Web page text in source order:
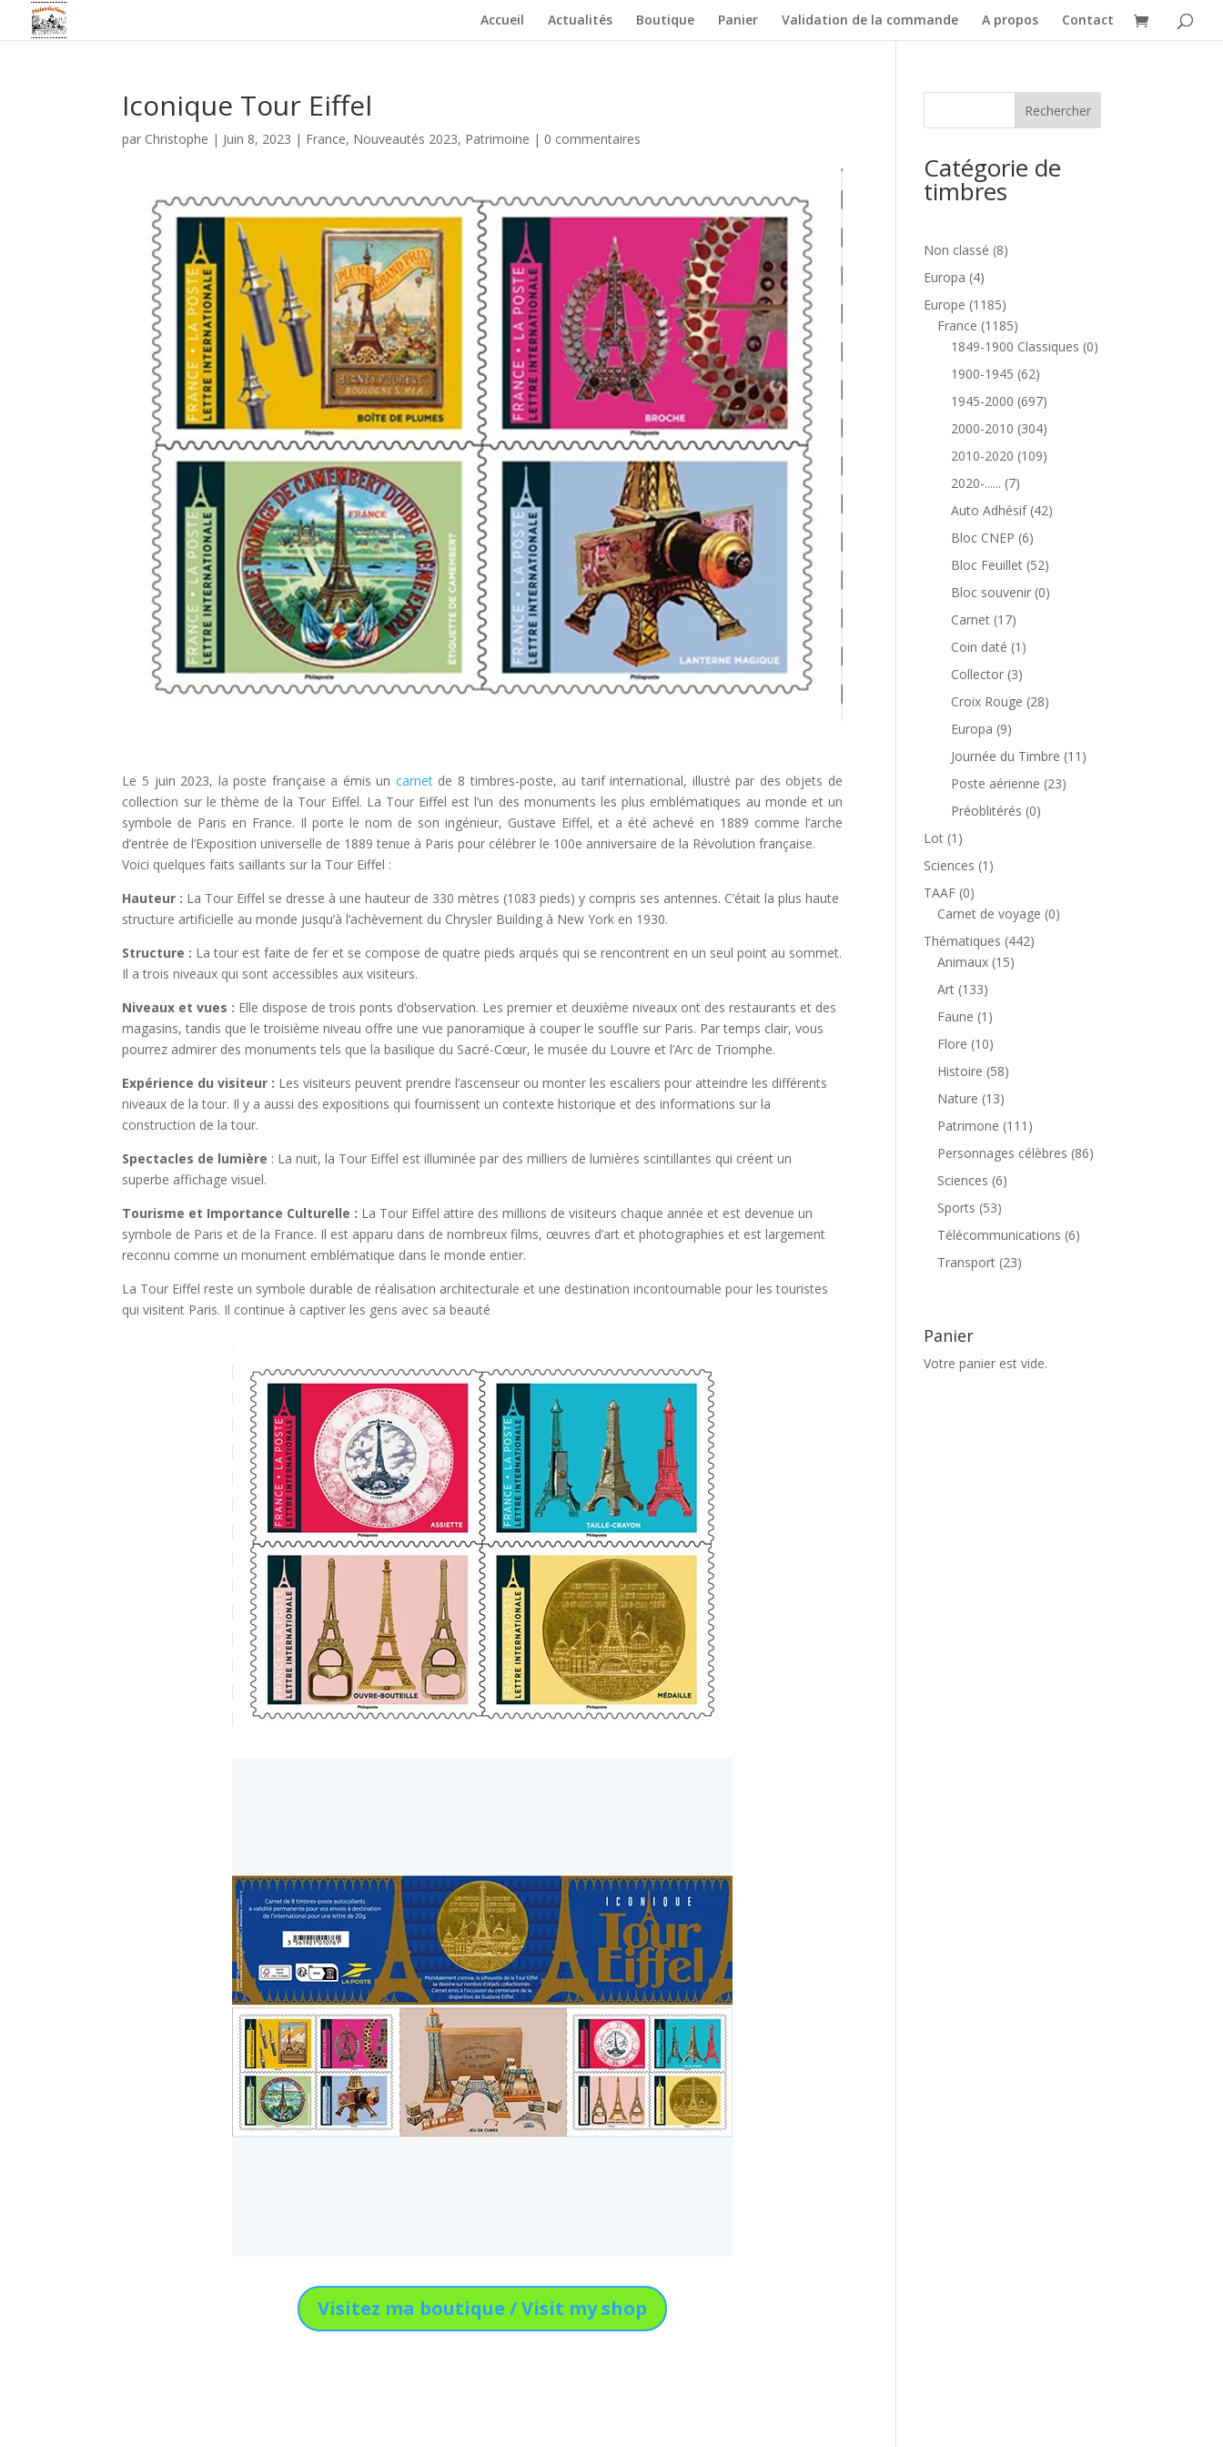
Accueil Actualités Boutique Panier Validation de la commande A propos Contact
Iconique Tour Eiffel
par Christophe | Juin 8, 2023 | France, Nouveautés 2023, Patrimoine | 0 commentaires
Le 5 juin 2023, la poste française a émis un carnetde 8 timbres-poste, au tarif international, illustré par des objets de
collection sur le thème de la Tour Eiffel. La Tour Eiffel est l’un des monuments les plus emblématiques au monde et un
symbole de Paris en France. Il porte le nom de son ingénieur, Gustave Eiffel, et a été achevé en 1889 comme l’arche
d’entrée de l’Exposition universelle de 1889 tenue à Paris pour célébrer le 100e anniversaire de la Révolution française.
Voici quelques faits saillants sur la Tour Eiffel :
Hauteur : La Tour Eiffel se dresse à une hauteur de 330 mètres (1083 pieds) y compris ses antennes. C’était la plus haute
structure artificielle au monde jusqu’à l’achèvement du Chrysler Building à New York en 1930.
Structure : La tour est faite de fer et se compose de quatre pieds arqués qui se rencontrent en un seul point au sommet.
Il a trois niveaux qui sont accessibles aux visiteurs.
Niveaux et vues : Elle dispose de trois ponts d’observation. Les premier et deuxième niveaux ont des restaurants et des
magasins, tandis que le troisième niveau offre une vue panoramique à couper le souffle sur Paris. Par temps clair, vous
pourrez admirer des monuments tels que la basilique du Sacré-Cœur, le musée du Louvre et l’Arc de Triomphe.
Expérience du visiteur : Les visiteurs peuvent prendre l’ascenseur ou monter les escaliers pour atteindre les différents
niveaux de la tour. Il y a aussi des expositions qui fournissent un contexte historique et des informations sur la
construction de la tour.
Spectacles de lumière : La nuit, la Tour Eiffel est illuminée par des milliers de lumières scintillantes qui créent un
superbe affichage visuel.
Tourisme et Importance Culturelle : La Tour Eiffel attire des millions de visiteurs chaque année et est devenue un
symbole de Paris et de la France. Il est apparu dans de nombreux films, œuvres d’art et photographies et est largement
reconnu comme un monument emblématique dans le monde entier.
La Tour Eiffel reste un symbole durable de réalisation architecturale et une destination incontournable pour les touristes
qui visitent Paris. Il continue à captiver les gens avec sa beauté
Visitez ma boutique / Visit my shop
Catégorie de
timbres
Non classé 88
Europa 44
produits
Europe 11851185
produits
France 11851185
produits
1849-1900 Classiques 00
1900-1945 6262
produits
1945-2000 697697
produits
2000-2010 304304
produits
2010-2020 109109
2020-...... 77
produits
Auto Adhésif 4242
Bloc CNEP 66
produits
Bloc Feuillet 5252
produits
Bloc souvenir 00
Carnet 1717
produits
Coin daté 1 1
Collector 33
produits
Croix Rouge 2828
Europa 99
produits
Journée du Timbre 11 11
Poste aérienne 2323
Préoblitérés 00
Lot 1 1
produit
Sciences 1 1
TAAF 00
produit
Carnet de voyage 00
Thématiques 442442
Animaux 1515
Art 133133
produits
Faune 1 1
produit
Flore 1010
produits
Histoire 5858
Nature 1313
produits
Patrimone 111 111
produits
Personnages célèbres 8686
Sciences 66
Sports 5353
produits
Télécommunications 66
Transport 2323
Panier
Votre panier est vide.